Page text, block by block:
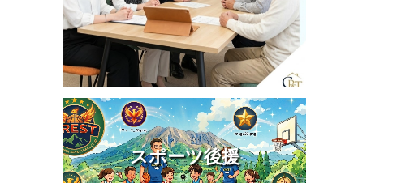
スポーツ後援